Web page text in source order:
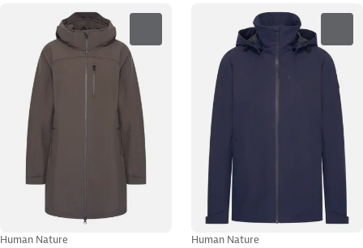
Human Nature Human Nature